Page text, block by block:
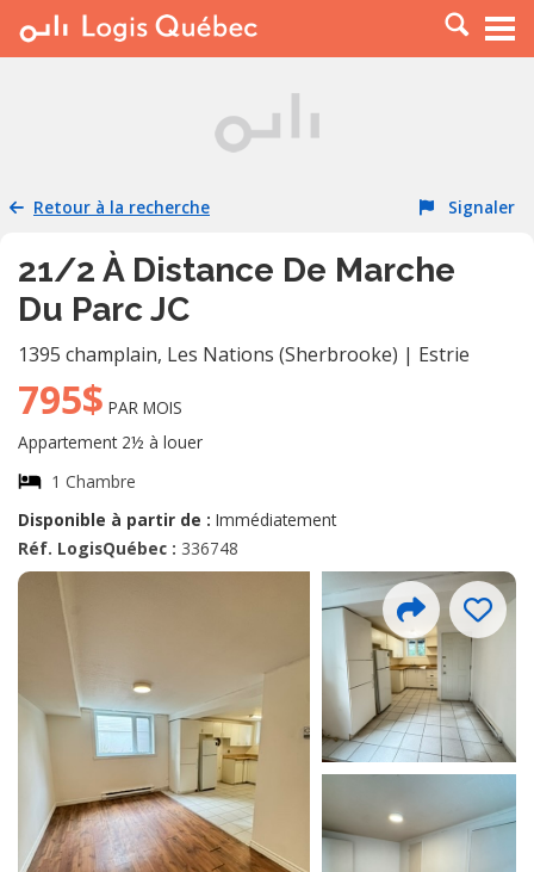
À LOUER
PLACER UNE ANNONCE
RESSOURCES
Retour à la recherche Signaler
21/2 À Distance De Marche
Du Parc JC
1395 champlain, Les Nations (Sherbrooke) | Estrie
795$ PAR MOIS
Appartement 2½ à louer
1 Chambre
Disponible à partir de : Immédiatement
Réf. LogisQuébec : 336748